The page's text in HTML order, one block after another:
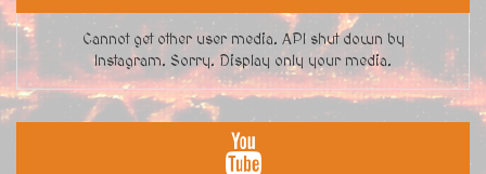
Cannot get other user media. API shut down by
Instagram. Sorry. Display only your media.